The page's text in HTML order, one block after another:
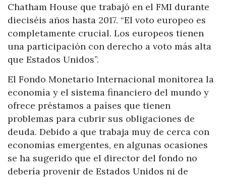
Chatham House que trabajó en el FMI durante
dieciséis años hasta 2017. “El voto europeo es
completamente crucial. Los europeos tienen
una participación con derecho a voto más alta
que Estados Unidos”.
El Fondo Monetario Internacional monitorea la
economía y el sistema financiero del mundo y
ofrece préstamos a países que tienen
problemas para cubrir sus obligaciones de
deuda. Debido a que trabaja muy de cerca con
economías emergentes, en algunas ocasiones
se ha sugerido que el director del fondo no
debería provenir de Estados Unidos ni de